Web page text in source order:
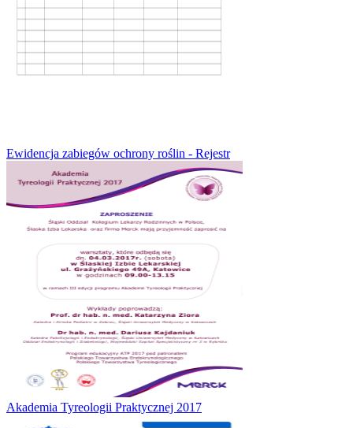
Ewidencja zabiegów ochrony roślin - Rejestr
Akademia Tyreologii Praktycznej 2017